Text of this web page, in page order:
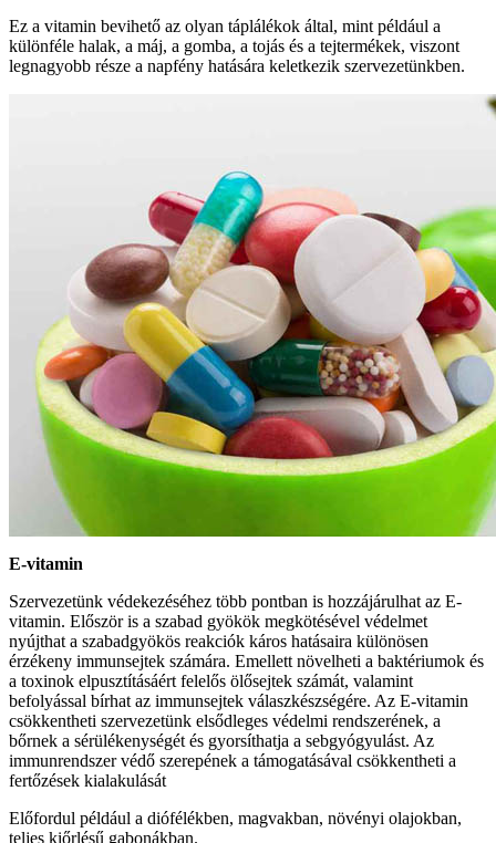
Ez a vitamin bevihető az olyan táplálékok által, mint például a
különféle halak, a máj, a gomba, a tojás és a tejtermékek, viszont
legnagyobb része a napfény hatására keletkezik szervezetünkben.
E-vitamin
Szervezetünk védekezéséhez több pontban is hozzájárulhat az E-
vitamin. Először is a szabad gyökök megkötésével védelmet
nyújthat a szabadgyökös reakciók káros hatásaira különösen
érzékeny immunsejtek számára. Emellett növelheti a baktériumok és
a toxinok elpusztításáért felelős ölősejtek számát, valamint
befolyással bírhat az immunsejtek válaszkészségére. Az E-vitamin
csökkentheti szervezetünk elsődleges védelmi rendszerének, a
bőrnek a sérülékenységét és gyorsíthatja a sebgyógyulást. Az
immunrendszer védő szerepének a támogatásával csökkentheti a
fertőzések kialakulását
Előfordul például a diófélékben, magvakban, növényi olajokban,
teljes kiőrlésű gabonákban.